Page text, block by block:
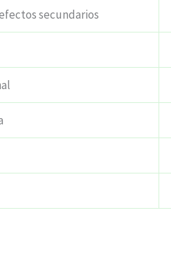
secundarios